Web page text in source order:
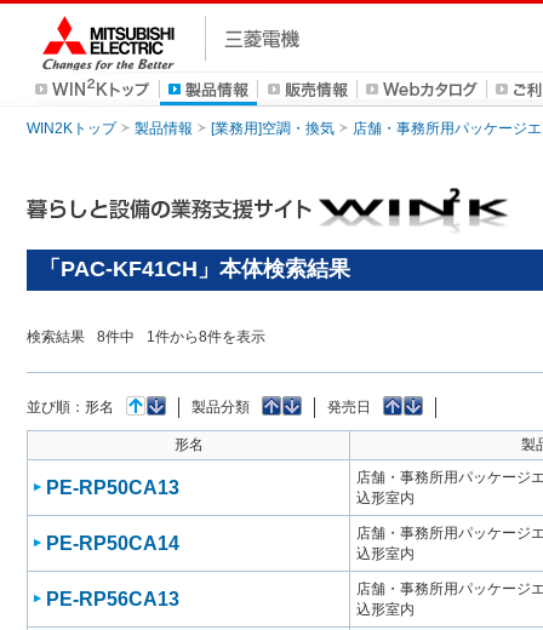
WIN2Kトップ 製品情報 [業務用]空調・換気 店舗・事務所用パッケージ
「PAC-KF41CH」本体検索結果
検索結果 8件中 1件から8件を表示
並び順： 形名 製品分類 発売日
形名 製
PE-RP50CA13
店舗・事務所用パッケージ
込形室内
PE-RP50CA14
店舗・事務所用パッケージ
込形室内
PE-RP56CA13
店舗・事務所用パッケージ
込形室内